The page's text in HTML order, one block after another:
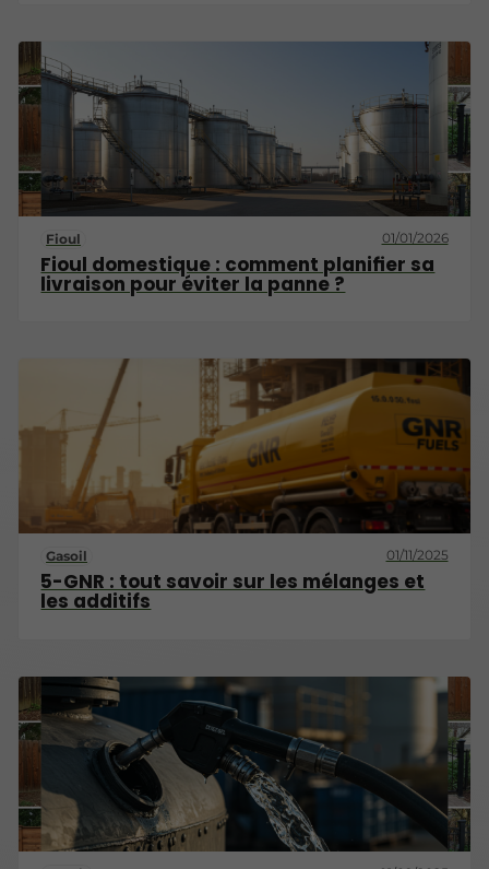
Fioul 01/01/2026
Fioul domestique : comment planifier sa
livraison pour éviter la panne ?
Gasoil 01/11/2025
5-GNR : tout savoir sur les mélanges et
les additifs